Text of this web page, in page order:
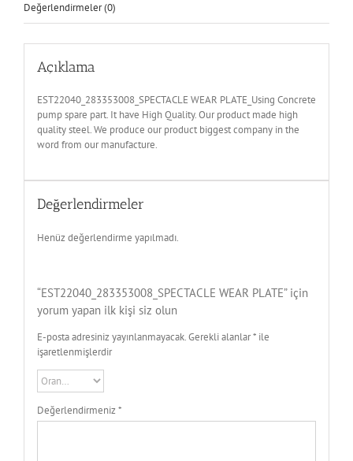
Değerlendirmeler (0)
Açıklama
EST22040_283353008_SPECTACLE WEAR PLATE_Using Concrete
pump spare part. It have High Quality. Our product made high
quality steel. We produce our product biggest company in the
word from our manufacture.
Değerlendirmeler
Henüz değerlendirme yapılmadı.
“EST22040_283353008_SPECTACLE WEAR PLATE” için
yorum yapan ilk kişi siz olun
E-posta adresiniz yayınlanmayacak. Gerekli alanlar*ile
işaretlenmişlerdir
Değerlendirmeniz*